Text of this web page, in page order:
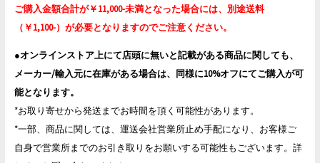
ご購入金額合計が￥11,000-未満となった場合には、別途送料
（￥1,100-）が必要となりますのでご注意ください。
●オンラインストア上にて店頭に無いと記載がある商品に関しても、
メーカー/輸入元に在庫がある場合は、同様に10%オフにてご購入が可
能となります。
*お取り寄せから発送までお時間を頂く可能性があります。
*一部、商品に関しては、運送会社営業所止め手配になり、お客様ご
自身で営業所までのお引き取りをお願いする可能性もございます。詳